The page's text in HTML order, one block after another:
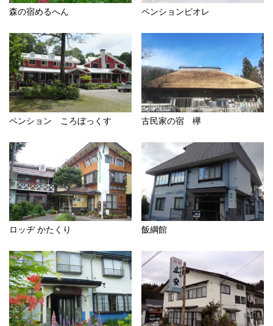
森の宿めるへん ペンションピオレ
ペンション ころぼっくす 古民家の宿 欅
ロッヂ かたくり 飯綱館